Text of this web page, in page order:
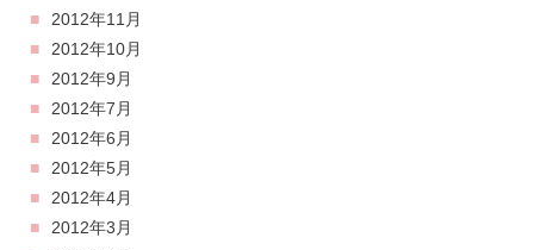
2012年11月
2012年10月
2012年9月
2012年7月
2012年6月
2012年5月
2012年4月
2012年3月